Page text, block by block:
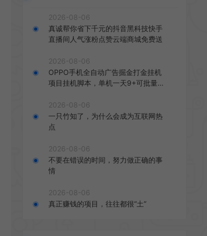
2026-08-06
真诚帮你省下千元的抖音黑科技快手
直播间人气涨粉点赞云端商城免费送
2026-08-06
OPPO手机全自动广告掘金打金挂机
项目挂机脚本，单机一天9+可批量放
2026-08-06
一只竹知了，为什么会成为互联网热
点
2026-08-06
不要在错误的时间，努力做正确的事
情
2026-08-06
真正赚钱的项目，往往都很“土”